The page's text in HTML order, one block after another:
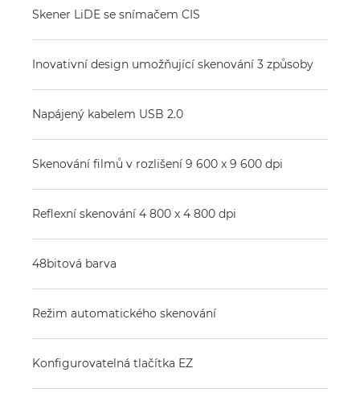
Skener LiDE se snímačem CIS
Inovativní design umožňující skenování 3 způsoby
Napájený kabelem USB 2.0
Skenování filmů v rozlišení 9 600 x 9 600 dpi
Reflexní skenování 4 800 x 4 800 dpi
48bitová barva
Režim automatického skenování
Konfigurovatelná tlačítka EZ